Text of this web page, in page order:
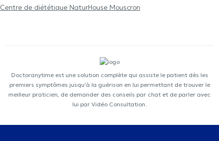
Centre de diététique NaturHouse Mouscron
Doctoranytime est une solution complète qui assiste le patient dès les
premiers symptômes jusqu'à la guérison en lui permettant de trouver le
meilleur praticien, de demander des conseils par chat et de parler avec
lui par Vidéo Consultation.